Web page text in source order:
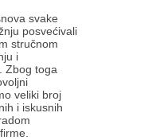
svake
posvećivali
stručnom
i
Zbog toga
veliki broj
i iskusnih